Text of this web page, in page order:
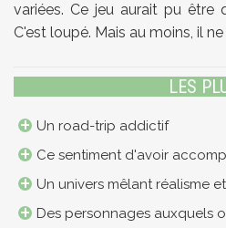
variées. Ce jeu aurait pu être
C'est loupé. Mais au moins, il
LES
Un road-trip addictif
Ce sentiment d'avoir
Un univers mêlant réalisme
Des personnages auxquels